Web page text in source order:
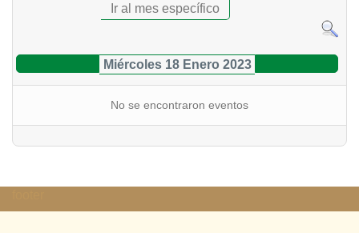
Ir al mes específico
Miércoles 18 Enero 2023
No se encontraron eventos